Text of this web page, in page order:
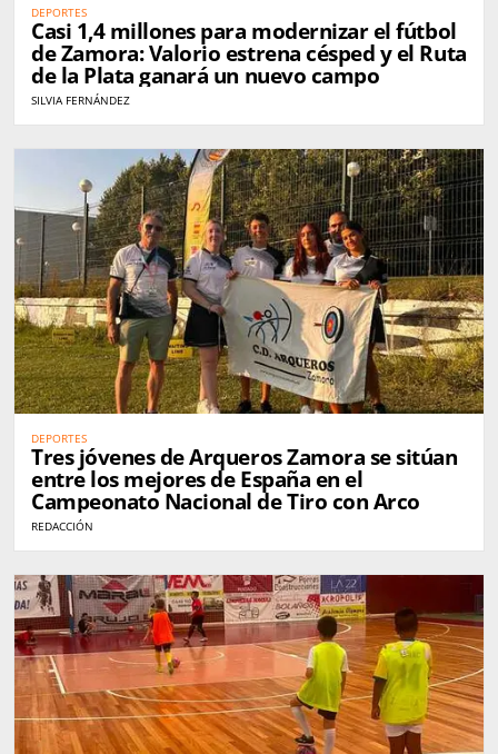
DEPORTES
Casi 1,4 millones para modernizar el fútbol
de Zamora: Valorio estrena césped y el Ruta
de la Plata ganará un nuevo campo
SILVIA FERNÁNDEZ
DEPORTES
Tres jóvenes de Arqueros Zamora se sitúan
entre los mejores de España en el
Campeonato Nacional de Tiro con Arco
REDACCIÓN